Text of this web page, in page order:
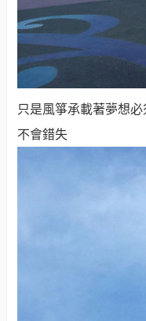
只是風箏承載著夢想
不會錯失